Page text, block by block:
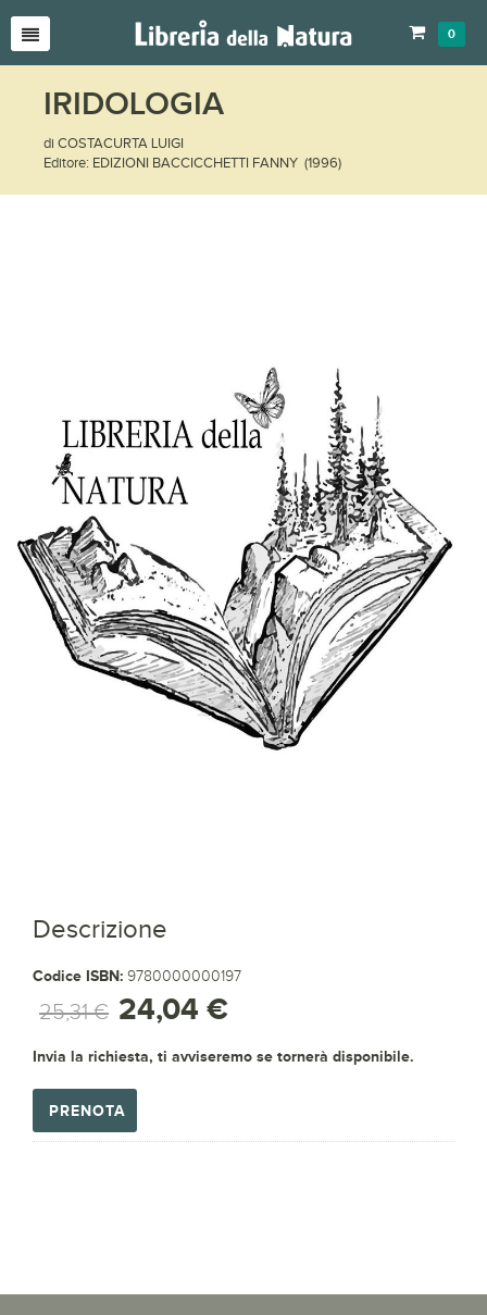
0
IRIDOLOGIA
di COSTACURTA LUIGI
Editore: EDIZIONI BACCICCHETTI FANNY (1996)
Descrizione
Codice ISBN: 9780000000197
25,31 € 24,04 €
Invia la richiesta, ti avviseremo se tornerà disponibile.
PRENOTA